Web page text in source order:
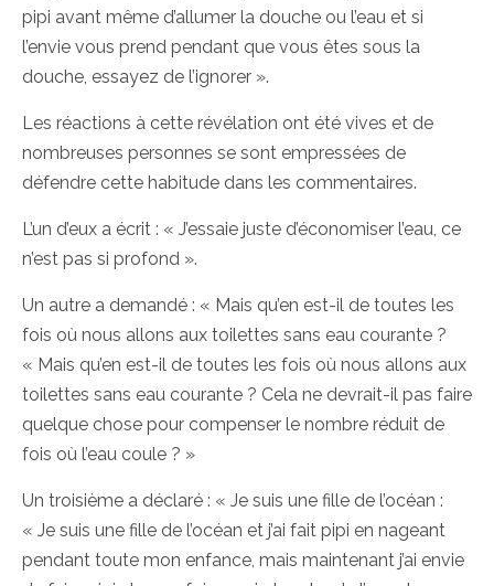
pipi avant même d’allumer la douche ou l’eau et si
l’envie vous prend pendant que vous êtes sous la
douche, essayez de l’ignorer ».
Les réactions à cette révélation ont été vives et de
nombreuses personnes se sont empressées de
défendre cette habitude dans les commentaires.
L’un d’eux a écrit : « J’essaie juste d’économiser l’eau, ce
n’est pas si profond ».
Un autre a demandé : « Mais qu’en est-il de toutes les
fois où nous allons aux toilettes sans eau courante ?
« Mais qu’en est-il de toutes les fois où nous allons aux
toilettes sans eau courante ? Cela ne devrait-il pas faire
quelque chose pour compenser le nombre réduit de
fois où l’eau coule ? »
Un troisième a déclaré : « Je suis une fille de l’océan :
« Je suis une fille de l’océan et j’ai fait pipi en nageant
pendant toute mon enfance, mais maintenant j’ai envie